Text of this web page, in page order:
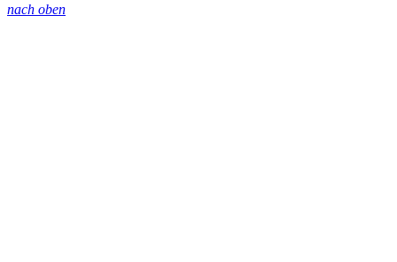
nach oben